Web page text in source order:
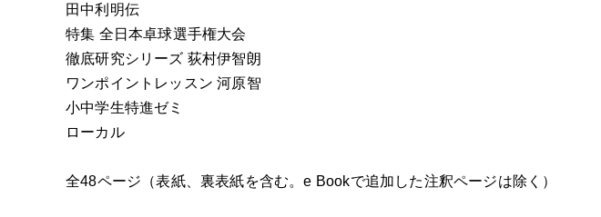
田中利明伝
特集 全日本卓球選手権大会
徹底研究シリーズ 荻村伊智朗
ワンポイントレッスン 河原智
小中学生特進ゼミ
ローカル
全48ページ（表紙、裏表紙を含む。e Bookで追加した注釈ページは除く）